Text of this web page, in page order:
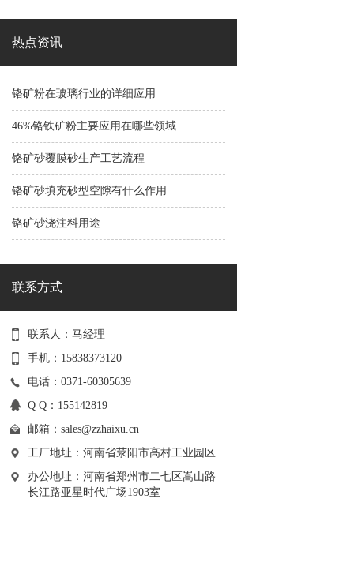
热点资讯
铬矿粉在玻璃行业的详细应用
46%铬铁矿粉主要应用在哪些领域
铬矿砂覆膜砂生产工艺流程
铬矿砂填充砂型空隙有什么作用
铬矿砂浇注料用途
联系方式
联系人：马经理
手机：15838373120
电话：0371-60305639
Q Q：155142819
邮箱： sales@zzhaixu.cn
工厂地址：河南省荥阳市高村工业园区
办公地址：河南省郑州市二七区嵩山路
长江路亚星时代广场1903室